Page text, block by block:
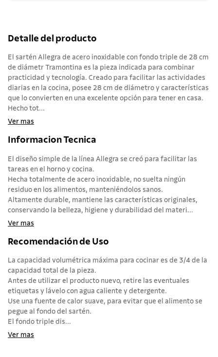
Detalle del producto
El sartén Allegra de acero inoxidable con fondo triple de 28 cm
de diámetr Tramontina es la pieza indicada para combinar
practicidad y tecnología. Creado para facilitar las actividades
diarias en la cocina, posee 28 cm de diámetro y características
que lo convierten en una excelente opción para tener en casa.
Hecho tot...
Ver mas
Informacion Tecnica
El diseño simple de la línea Allegra se creó para facilitar las
tareas en el horno y cocina.
Hecha totalmente de acero inoxidable, no suelta ningún
residuo en los alimentos, manteniéndolos sanos.
Altamente durable, mantiene las características originales,
conservando la belleza, higiene y durabilidad del materi...
Ver mas
Recomendación de Uso
La capacidad volumétrica máxima para cocinar es de 3/4 de la
capacidad total de la pieza.
Antes de utilizar el producto nuevo, retire las eventuales
etiquetas y lávelo con agua caliente y detergente.
Use una fuente de calor suave, para evitar que el alimento se
pegue al fondo del sartén.
El fondo triple dis...
Ver mas